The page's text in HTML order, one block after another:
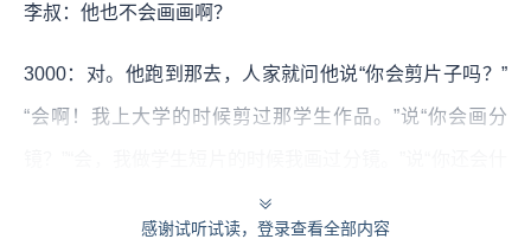
李叔：他也不会画画啊？
3000：对。他跑到那去，人家就问他说“你会剪片子吗？”
“会啊！我上大学的时候剪过那学生作品。”说“你会画分
么？”“你说的我都会”，人说“行，你就来干吧，马上上
感谢试听试读，登录查看全部内容